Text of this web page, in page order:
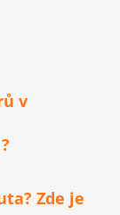
v
Zde je